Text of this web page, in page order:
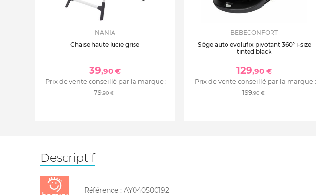
NANIA
Chaise haute lucie grise
39,90 €
Prix de vente conseillé par la marque :
79,90 €
BEBECONFORT
Siège auto evolufix pivotant 360° i-size
tinted black
129,90 €
Prix de vente conseillé par la marque :
199,90 €
Descriptif
Référence : AY040500192